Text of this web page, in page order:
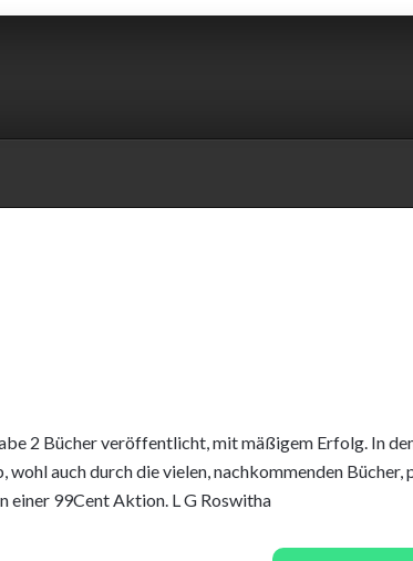
2 Bücher veröffentlicht, mit mäßigem Erfolg. In
wohl auch durch die vielen, nachkommenden Bücher,
einer 99Cent Aktion. L G Roswitha